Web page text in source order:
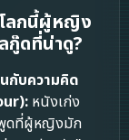
ลกนี้ผู้หญิง
กู๊ดที่น่าดู?
กับความคิด
หนังเก่ง
พูดที่ผู้หญิงมัก